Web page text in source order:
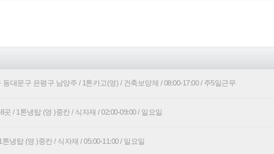
대문구 은평구 남양주 / 1톤카고(영) / 건축보양제 / 08:00-17:00 / 주5일근무
/ 1톤냉탑 (영 )중칸 / 식자재 / 02:00-09:00 / 일요일
냉탑 (영 )중칸 / 식자재 / 05:00-11:00 / 일요일